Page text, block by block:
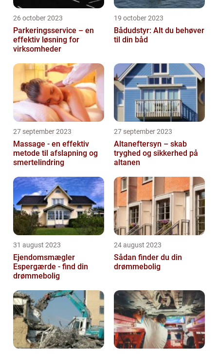
26 october 2023
Parkeringsservice – en
effektiv løsning for
virksomheder
19 october 2023
Bådudstyr: Alt du behøver
til din båd
27 september 2023
Massage - en effektiv
metode til afslapning og
smertelindring
27 september 2023
Altaneftersyn – skab
tryghed og sikkerhed på
altanen
31 august 2023
Ejendomsmægler
Espergærde - find din
drømmebolig
24 august 2023
Sådan finder du din
drømmebolig